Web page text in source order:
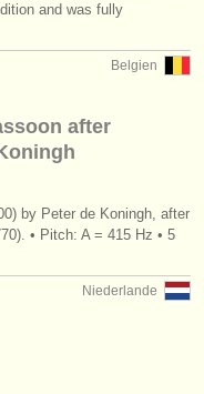
and was fully
Belgien
after
by Peter de Koningh, after
• Pitch: A = 415 Hz • 5
Niederlande